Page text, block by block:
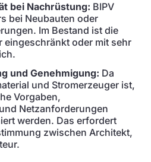
bei Nachrüstung: BIPV
bei Neubauten oder
Im Bestand ist die
eingeschränkt oder mit sehr
und Genehmigung: Da
und Stromerzeuger ist,
Vorgaben,
Netzanforderungen
werden. Das erfordert
zwischen Architekt,